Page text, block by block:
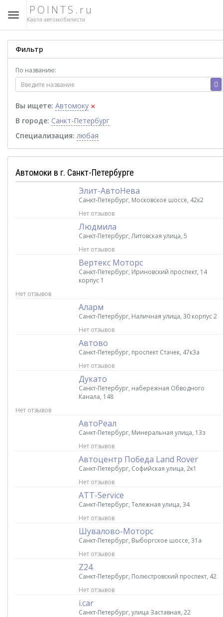
POINTS.ru
Карта автомобилиста
Фильтр
По названию:
Вы ищете: Автомоку ×
В городе: Санкт-Петербург
Специализация: любая
Автомоки в г. Санкт-Петербурге
Элит-АвтоНева
Санкт-Петербург, Московское шоссе, 42к2
Нет отзывов
Людмила
Санкт-Петербург, Литовская улица, 5
Нет отзывов
Вертекс Моторc
Санкт-Петербург, Ириновский проспект, 14
корпус 1
Нет отзывов
Аларм
Санкт-Петербург, Наличная улица, 30 корпус 2
Нет отзывов
Автово
Санкт-Петербург, проспект Стачек, 47к3а
Нет отзывов
Дукато
Санкт-Петербург, набережная Обводного
Канала, 148
Нет отзывов
АвтоРеал
Санкт-Петербург, Минеральная улица, 13з
Нет отзывов
Автоцентр Победа Land Rover
Санкт-Петербург, Софийская улица, 2к1
Нет отзывов
ATT-Service
Санкт-Петербург, Тележная улица, 34
Нет отзывов
Шувалово-Моторс
Санкт-Петербург, Выборгское шоссе, 31а
Нет отзывов
Z24
Санкт-Петербург, Полюстровский проспект, 42
Нет отзывов
i.car
Санкт-Петербург, улица Заставная, 22